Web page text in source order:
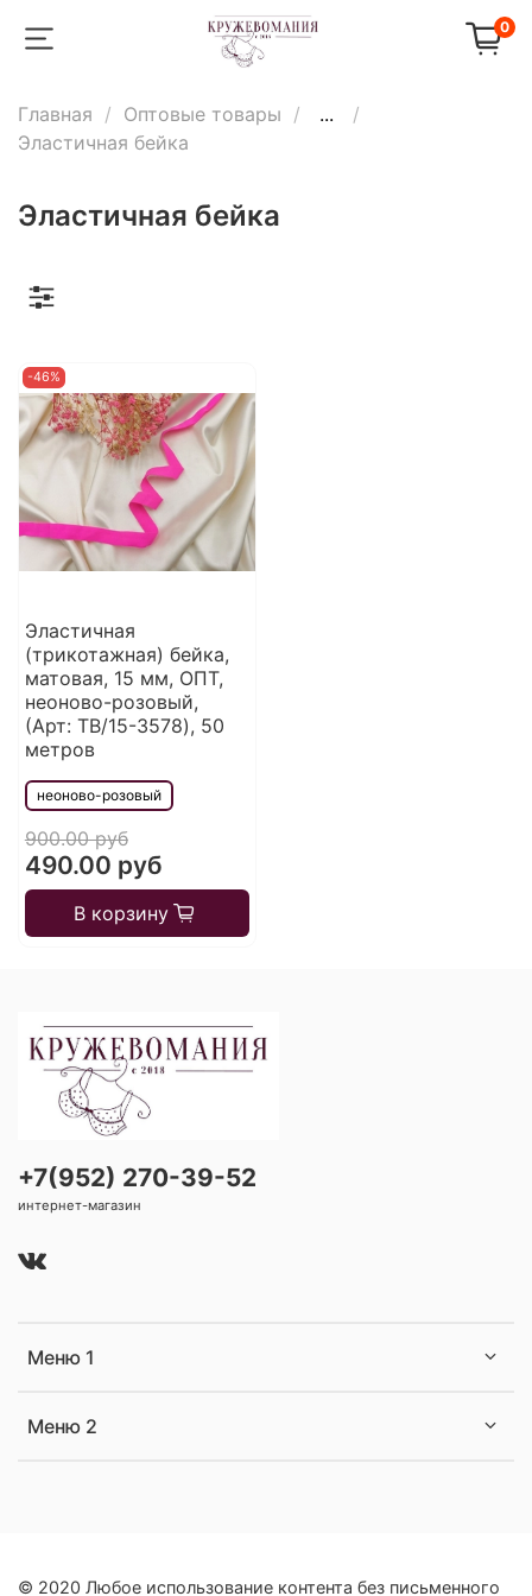
0
Главная Оптовые товары
...
Эластичная бейка
Эластичная бейка
-46%
Эластичная
(трикотажная) бейка,
матовая, 15 мм, ОПТ,
неоново-розовый,
(Арт: TB/15-3578), 50
метров
неоново-розовый
900.00 руб
490.00 руб
В корзину
Меню 1
Меню 2
+7(952) 270-39-52
интернет-магазин
© 2020 Любое использование контента без письменного